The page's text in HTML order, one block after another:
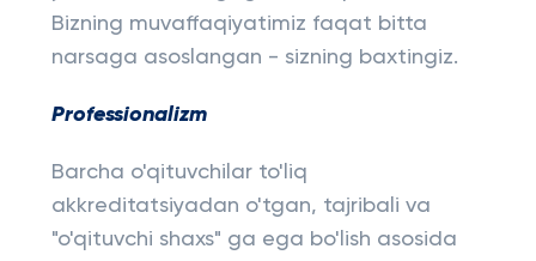
Bizning muvaffaqiyatimiz faqat bitta
narsaga asoslangan - sizning baxtingiz.
Professionalizm
Barcha o'qituvchilar to'liq
akkreditatsiyadan o'tgan, tajribali va
"o'qituvchi shaxs" ga ega bo'lish asosida